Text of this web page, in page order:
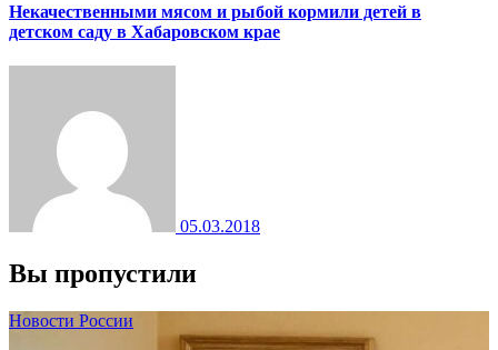
Некачественными мясом и рыбой кормили детей в
детском саду в Хабаровском крае
05.03.2018
Вы пропустили
Новости России